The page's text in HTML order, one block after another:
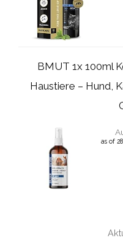
BMUT 1x 100ml
Haustiere – Hund,
as of